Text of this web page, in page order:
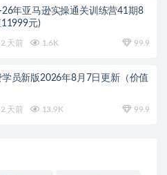
年亚马逊实操通关训练营41期8
元)
2 天前 1.6K 99.9
员新版2026年8月7日更新（价值
2 天前 13.9K 99.9